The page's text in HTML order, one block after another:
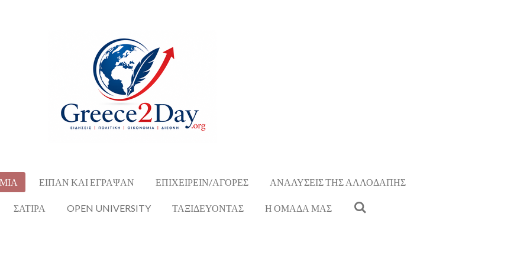
ΕΙΠΑΝ ΚΑΙ ΕΓΡΑΨΑΝ ΕΠΙΧΕΙΡΕΙΝ/ΑΓΟΡΕΣ ΑΝΑΛΥΣΕΙΣ ΤΗΣ ΑΛΛΟΔΑΠΗΣ
ΣΑΤΙΡΑ OPEN UNIVERSITY ΤΑΞΙΔΕΥΟΝΤΑΣ Η ΟΜΑΔΑ ΜΑΣ